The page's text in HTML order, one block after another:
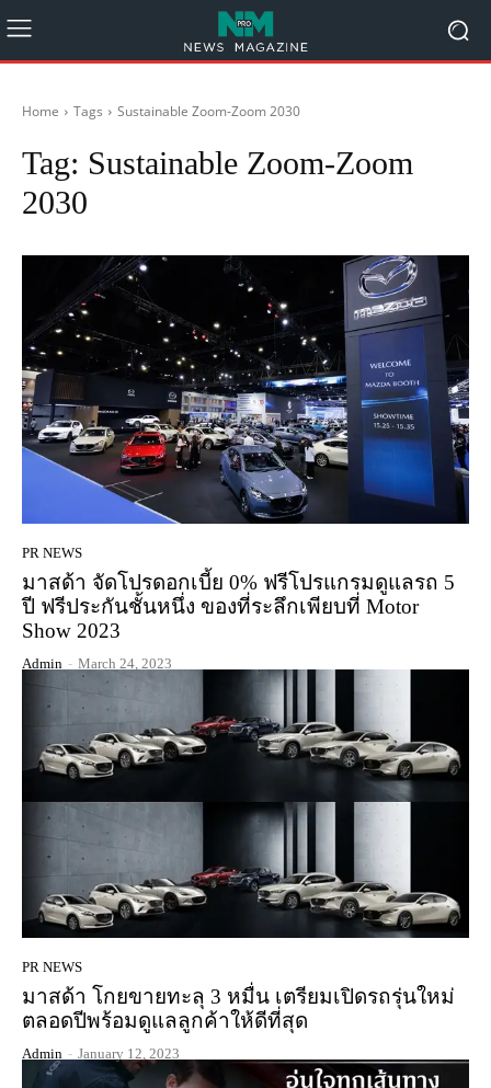
Home Tags Sustainable Zoom-Zoom 2030
Tag: Sustainable Zoom-Zoom
2030
PR NEWS
มาสด้า จัดโปรดอกเบี้ย 0% ฟรีโปรแกรมดูแลรถ 5
ปี ฟรีประกันชั้นหนึ่ง ของที่ระลึกเพียบที่ Motor
Show 2023
Admin - March 24, 2023
PR NEWS
มาสด้า โกยขายทะลุ 3 หมื่น เตรียมเปิดรถรุ่นใหม่
ตลอดปีพร้อมดูแลลูกค้าให้ดีที่สุด
Admin - January 12, 2023